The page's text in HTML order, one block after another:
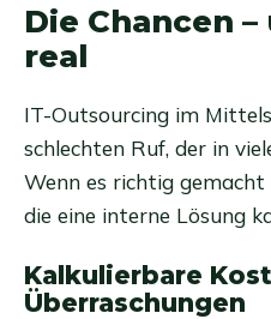
Die Chancen
real
IT-Outsourcing im
schlechten Ruf, der in
Wenn es richtig
die eine interne Lösung
Kalkulierbare
Überraschungen